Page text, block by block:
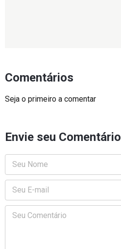
Comentários
Seja o primeiro a comentar
Envie seu Comentário